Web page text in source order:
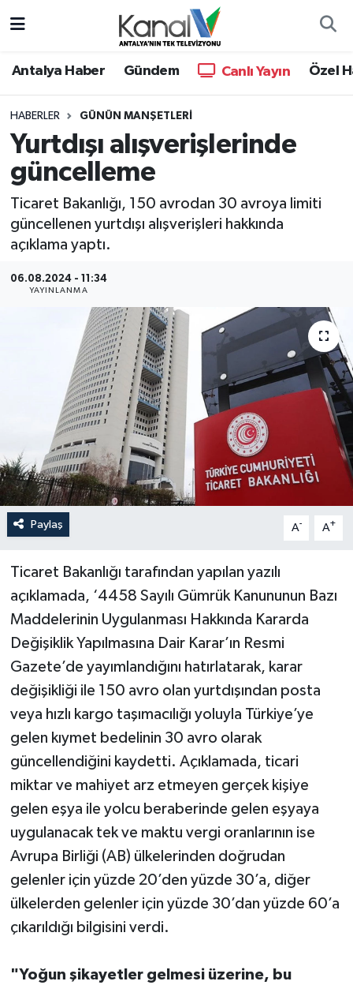
Antalya Haber Gündem Canlı Yayın Özel
HABERLER GÜNÜN MANŞETLERI
Yurtdışı alışverişlerinde
güncelleme
Ticaret Bakanlığı, 150 avrodan 30 avroya limiti
güncellenen yurtdışı alışverişleri hakkında
açıklama yaptı.
06.08.2024 - 11:34
YAYINLANMA
Paylaş A- A+
Ticaret Bakanlığı tarafından yapılan yazılı
açıklamada, ‘4458 Sayılı Gümrük Kanununun Bazı
Maddelerinin Uygulanması Hakkında Kararda
Değişiklik Yapılmasına Dair Karar’ın Resmi
Gazete’de yayımlandığını hatırlatarak, karar
değişikliği ile 150 avro olan yurtdışından posta
veya hızlı kargo taşımacılığı yoluyla Türkiye’ye
gelen kıymet bedelinin 30 avro olarak
güncellendiğini kaydetti. Açıklamada, ticari
miktar ve mahiyet arz etmeyen gerçek kişiye
gelen eşya ile yolcu beraberinde gelen eşyaya
uygulanacak tek ve maktu vergi oranlarının ise
Avrupa Birliği (AB) ülkelerinden doğrudan
gelenler için yüzde 20’den yüzde 30’a, diğer
ülkelerden gelenler için yüzde 30’dan yüzde 60’a
çıkarıldığı bilgisini verdi.
"Yoğun şikayetler gelmesi üzerine, bu
Antalya Haber
Dünya
Eğitim
Ekonomi
Haber Kuşakları
Haberler
KANALV Spor
Kültür Sanat
Magazin
Siyaset
Sosyal medya
Teknoloji
Televizyon
Turizm
Yaşam
Hava Durumu
Trafik Durumu
Süper Lig Puan Durumu ve Fikstür
Tüm Manşetler